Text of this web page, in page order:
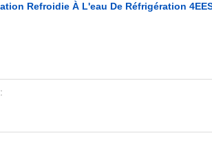
Refroidie À L'eau De Réfrigération